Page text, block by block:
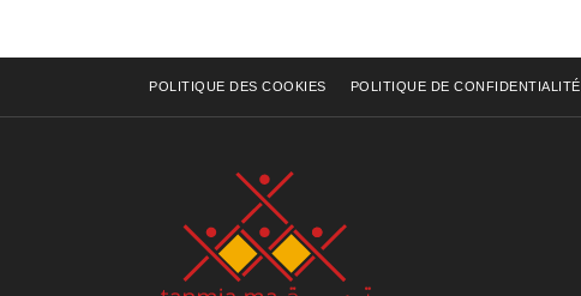
POLITIQUE DES COOKIES POLITIQUE DE CONFIDENTIALITÉ